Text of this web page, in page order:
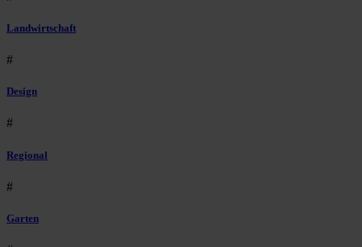
Landwirtschaft
#
Design
#
Regional
#
Garten